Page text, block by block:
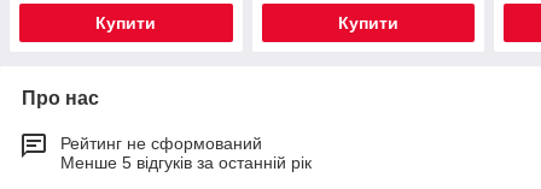
Купити Купити
Про нас
Рейтинг не сформований
Менше 5 відгуків за останній рік